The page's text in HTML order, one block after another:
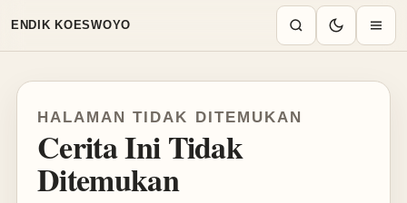
ENDIK KOESWOYO
HALAMAN TIDAK DITEMUKAN
Cerita Ini Tidak
Ditemukan